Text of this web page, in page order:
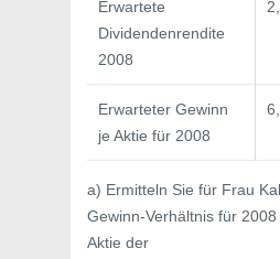
Erwartete
Dividendenrendite
2008
Erwarteter Gewinn
je Aktie für 2008
a) Ermitteln Sie für Frau
Gewinn-Verhältnis für
Aktie der